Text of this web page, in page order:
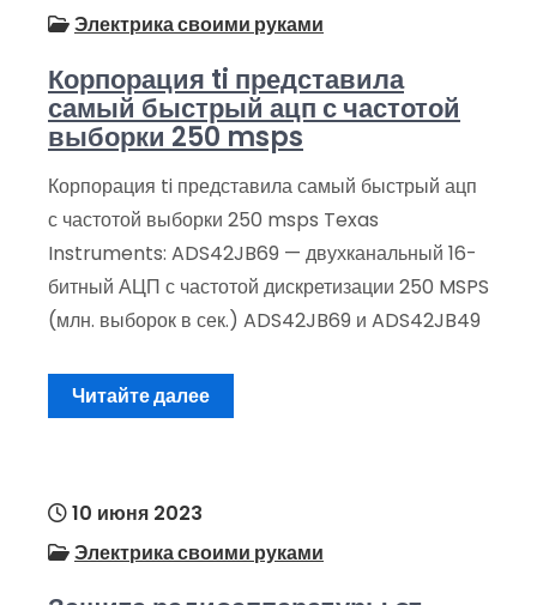
Электрика своими руками
Корпорация ti представила
самый быстрый ацп с частотой
выборки 250 msps
Корпорация ti представила самый быстрый ацп
с частотой выборки 250 msps Texas
Instruments: ADS42JB69 — двухканальный 16-
битный АЦП с частотой дискретизации 250 MSPS
(млн. выборок в сек.) ADS42JB69 и ADS42JB49
Читайте далее
10 июня 2023
Электрика своими руками